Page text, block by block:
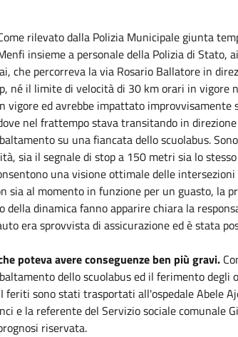
rilevato dalla Polizia Municipale giunta
insieme a personale della Polizia di Stato,
che percorreva la via Rosario Ballatore in
né il limite di velocità di 30 km orari in
vigore ed avrebbe impattato improvvisamente
nel frattempo stava transitando in
su una fiancata dello scuolabus.
sia il segnale di stop a 150 metri sia lo
una visione ottimale delle
sia al momento in funzione per un guasto, la
della dinamica fanno apparire chiara la
era sprovvista di assicurazione ed è stata
poteva avere conseguenze ben più gravi.
dello scuolabus ed il ferimento
feriti sono stati trasportati all'ospedale Abele
e la referente del Servizio sociale comunale
riservata.